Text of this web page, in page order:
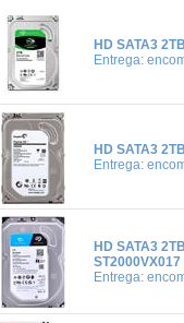
HD SATA3
Entrega:
HD SATA3
Entrega:
HD SATA3
ST2000VX017
Entrega: